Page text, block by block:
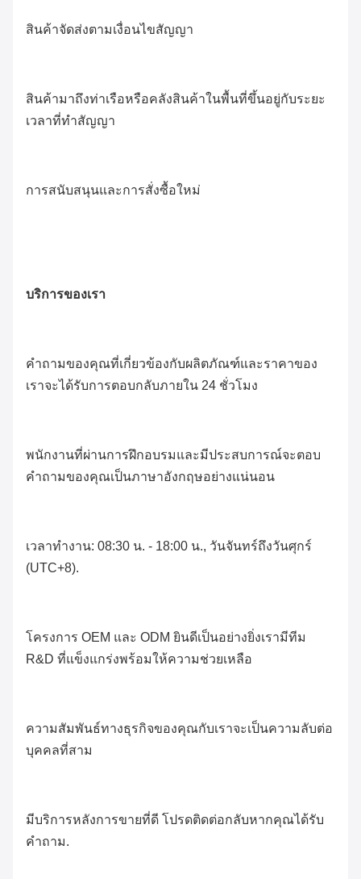
สินค้าจัดส่งตามเงื่อนไขสัญญา
สินค้ามาถึงท่าเรือหรือคลังสินค้าในพื้นที่ขึ้นอยู่กับระยะ
เวลาที่ทำสัญญา
การสนับสนุนและการสั่งซื้อใหม่
บริการของเรา
คำถามของคุณที่เกี่ยวข้องกับผลิตภัณฑ์และราคาของ
เราจะได้รับการตอบกลับภายใน 24 ชั่วโมง
พนักงานที่ผ่านการฝึกอบรมและมีประสบการณ์จะตอบ
คำถามของคุณเป็นภาษาอังกฤษอย่างแน่นอน
เวลาทำงาน: 08:30 น. - 18:00 น., วันจันทร์ถึงวันศุกร์
(UTC+8).
โครงการ OEM และ ODM ยินดีเป็นอย่างยิ่งเรามีทีม
R&D ที่แข็งแกร่งพร้อมให้ความช่วยเหลือ
ความสัมพันธ์ทางธุรกิจของคุณกับเราจะเป็นความลับต่อ
บุคคลที่สาม
มีบริการหลังการขายที่ดี โปรดติดต่อกลับหากคุณได้รับ
คำถาม.